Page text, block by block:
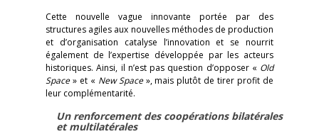
Cette nouvelle vague innovante portée par des
structures agiles aux nouvelles méthodes de production
et d’organisation catalyse l’innovation et se nourrit
également de l’expertise développée par les acteurs
historiques. Ainsi, il n’est pas question d’opposer « Old
Space» et « New Space», mais plutôt de tirer profit de
leur complémentarité.
Un renforcement des coopérations bilatérales
et multilatérales